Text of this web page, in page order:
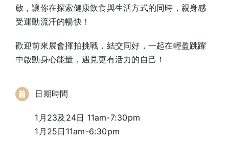
啟，讓你在探索健康飲食與生活方式的同時，親身感
受運動流汗的暢快！
歡迎前來展會揮拍挑戰，結交同好，一起在輕盈跳躍
中啟動身心能量，遇見更有活力的自己！
⽇期時間
1月23及24日 11am-7:30pm
1月25日11am-6:30pm